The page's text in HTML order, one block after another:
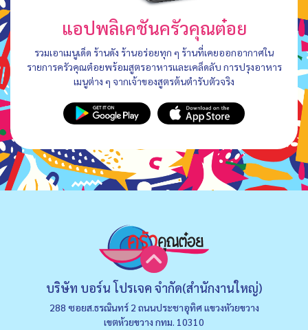
แอปพลิเคชันครัวคุณต๋อย
รวมเอาเมนูเด็ด ร้านดัง ร้านอร่อยทุก ๆ ร้านที่เคยออกอากาศใน
รายการครัวคุณต๋อยพร้อมสูตรอาหารและเคล็ดลับ การปรุงอาหาร
เมนูต่าง ๆ จากเจ้าของสูตรต้นตำรับตัวจริง
บริษัท บอร์น โปรเจค จำกัด(สำนักงานใหญ่)
288 ซอยส.ธรณินทร์ 2 ถนนประชาอุทิศ แขวงหัวยขวาง
เขตห้วยขวาง กทม. 10310